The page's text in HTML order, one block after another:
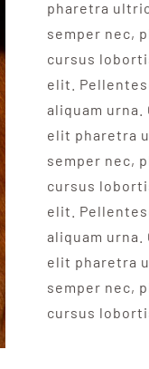
pharetra
semper nec,
cursus
elit.
aliquam
elit pharetra
semper nec,
cursus
elit.
aliquam
elit pharetra
semper nec,
cursus